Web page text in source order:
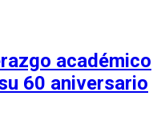
académico
60 aniversario